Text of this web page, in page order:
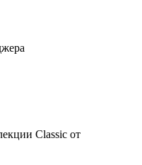
Classic от